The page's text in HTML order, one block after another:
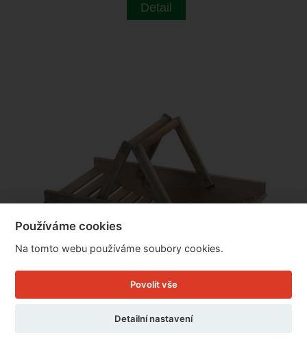
Detail
Používáme cookies
Na tomto webu používáme soubory cookies.
Povolit vše
Detailní nastavení